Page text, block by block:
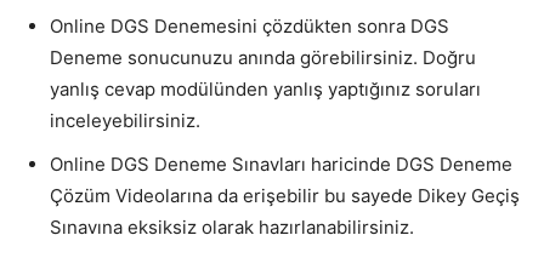
Online DGS Denemesini çözdükten sonra DGS
Deneme sonucunuzu anında görebilirsiniz. Doğru
yanlış cevap modülünden yanlış yaptığınız soruları
inceleyebilirsiniz.
Online DGS Deneme Sınavları haricinde DGS Deneme
Çözüm Videolarına da erişebilir bu sayede Dikey Geçiş
Sınavına eksiksiz olarak hazırlanabilirsiniz.